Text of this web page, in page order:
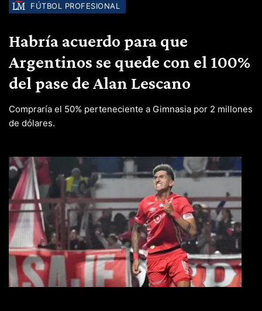
FÚTBOL PROFESIONAL
Habría acuerdo para que
Argentinos se quede con el 100%
del pase de Alan Lescano
Compraría el 50% perteneciente a Gimnasia por 2 millones
de dólares.